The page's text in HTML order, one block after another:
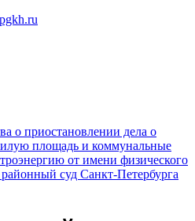
о приостановлении дела о
площадь и коммунальные
от имени физического
суд Санкт-Петербурга